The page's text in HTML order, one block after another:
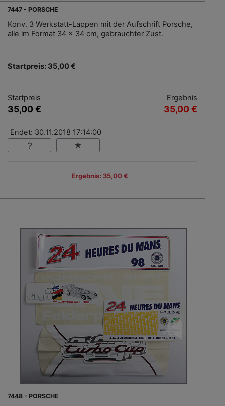
7447 - PORSCHE
Konv. 3 Werkstatt-Lappen mit der Aufschrift Porsche,
alle im Format 34 x 34 cm, gebrauchter Zust.
Startpreis: 35,00 €
Startpreis
35,00 €
Ergebnis
35,00 €
Endet: 30.11.2018 17:14:00
Ergebnis: 35,00 €
7448 - PORSCHE